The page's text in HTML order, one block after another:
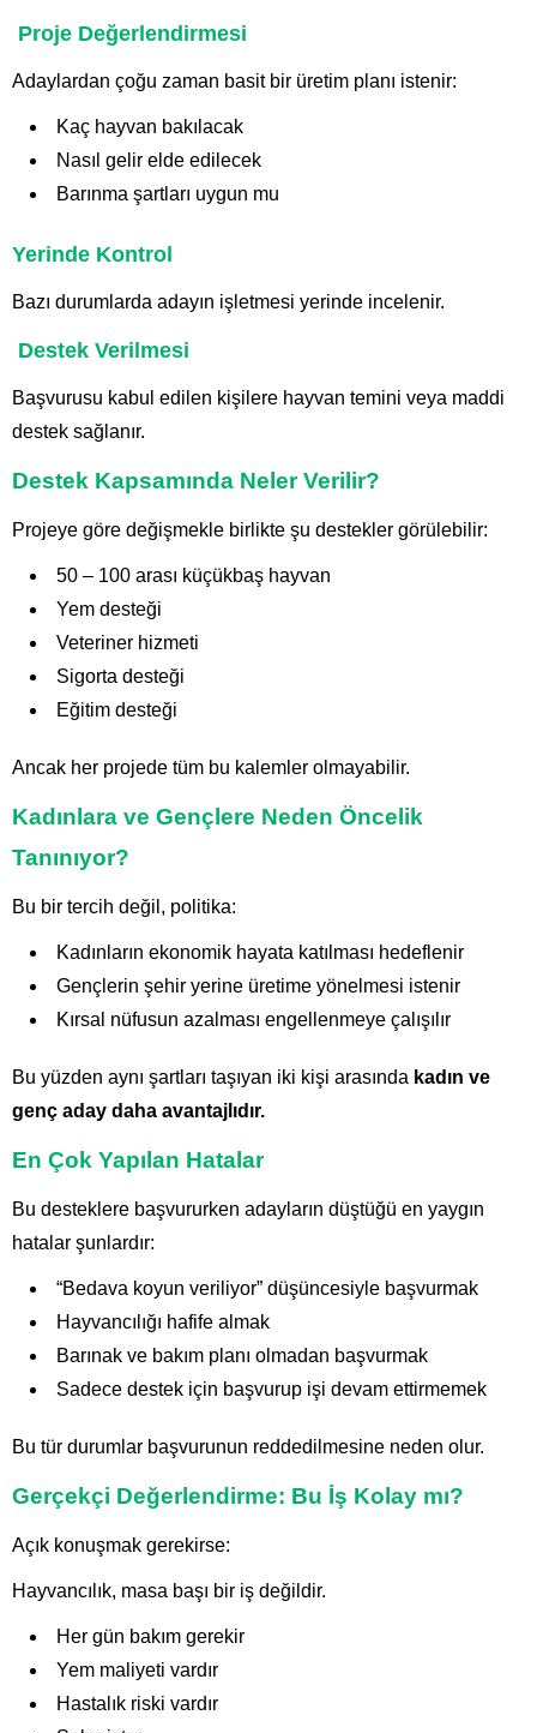
Proje Değerlendirmesi
Adaylardan çoğu zaman basit bir üretim planı istenir:
Kaç hayvan bakılacak
Nasıl gelir elde edilecek
Barınma şartları uygun mu
Yerinde Kontrol
Bazı durumlarda adayın işletmesi yerinde incelenir.
Destek Verilmesi
Başvurusu kabul edilen kişilere hayvan temini veya maddi
destek sağlanır.
Destek Kapsamında Neler Verilir?
Projeye göre değişmekle birlikte şu destekler görülebilir:
50 – 100 arası küçükbaş hayvan
Yem desteği
Veteriner hizmeti
Sigorta desteği
Eğitim desteği
Ancak her projede tüm bu kalemler olmayabilir.
Kadınlara ve Gençlere Neden Öncelik
Tanınıyor?
Bu bir tercih değil, politika:
Kadınların ekonomik hayata katılması hedeflenir
Gençlerin şehir yerine üretime yönelmesi istenir
Kırsal nüfusun azalması engellenmeye çalışılır
Bu yüzden aynı şartları taşıyan iki kişi arasında kadın ve
genç aday daha avantajlıdır.
En Çok Yapılan Hatalar
Bu desteklere başvururken adayların düştüğü en yaygın
hatalar şunlardır:
“Bedava koyun veriliyor” düşüncesiyle başvurmak
Hayvancılığı hafife almak
Barınak ve bakım planı olmadan başvurmak
Sadece destek için başvurup işi devam ettirmemek
Bu tür durumlar başvurunun reddedilmesine neden olur.
Gerçekçi Değerlendirme: Bu İş Kolay mı?
Açık konuşmak gerekirse:
Hayvancılık, masa başı bir iş değildir.
Her gün bakım gerekir
Yem maliyeti vardır
Hastalık riski vardır